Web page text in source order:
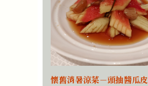
懷舊消暑涼菜－頭抽醬瓜皮